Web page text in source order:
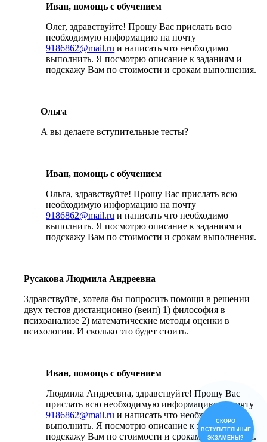
Иван, помощь с обучением
Олег, здравствуйте! Прошу Вас прислать всю
необходимую информацию на почту
9186862@mail.ru и написать что необходимо
выполнить. Я посмотрю описание к заданиям и
подскажу Вам по стоимости и срокам выполнения.
Ольга
А вы делаете вступительные тесты?
Иван, помощь с обучением
Ольга, здравствуйте! Прошу Вас прислать всю
необходимую информацию на почту
9186862@mail.ru и написать что необходимо
выполнить. Я посмотрю описание к заданиям и
подскажу Вам по стоимости и срокам выполнения.
Русакова Людмила Андреевна
Здравствуйте, хотела бы попросить помощи в решении
двух тестов дистанционно (веип) 1) философия в
психоанализе 2) математические методы оценки в
психологии. И сколько это будет стоить.
Иван, помощь с обучением
Людмила Андреевна, здравствуйте! Прошу Вас
прислать всю необходимую информацию на почту
9186862@mail.ru и написать что необходимо
выполнить. Я посмотрю описание к заданиям и
подскажу Вам по стоимости и срокам выполнения.
СКОРО
ВСТУПИТЕЛЬНЫЕ
ЭКЗАМЕНЫ?